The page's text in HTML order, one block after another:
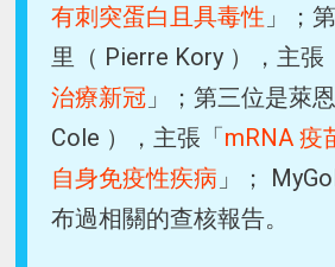
有刺突蛋白且具毒性 」；
里（ Pierre Kory ），主張
治療新冠 」；第三位是萊
Cole ），主張「mRNA 疫
自身免疫性疾病 」；
布過相關的查核報告。